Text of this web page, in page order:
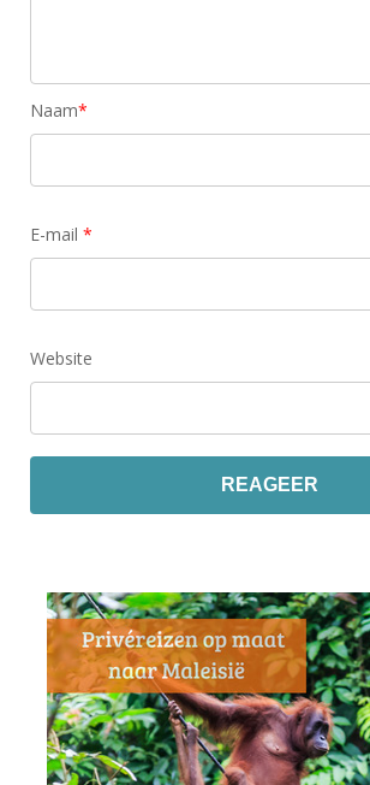
Naam*
E-mail *
Website